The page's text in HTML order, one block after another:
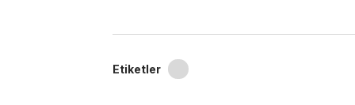
Etiketler